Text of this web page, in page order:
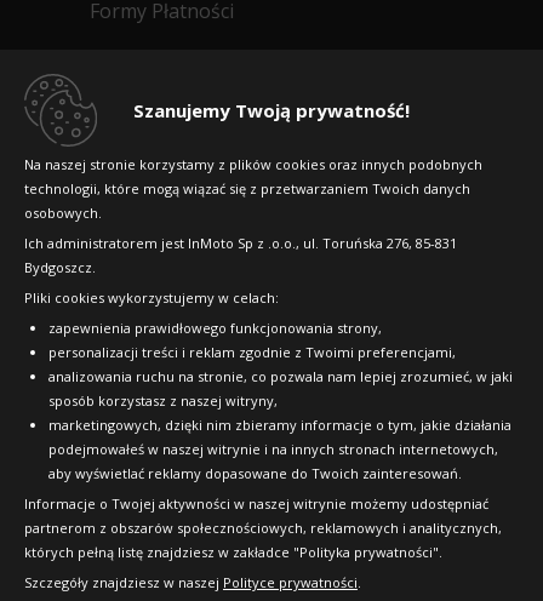
Szanujemy Twoją prywatność!
Na naszej stronie korzystamy z plików cookies oraz innych podobnych
technologii, które mogą wiązać się z przetwarzaniem Twoich danych
osobowych.
Ich administratorem jest InMoto Sp z .o.o., ul. Toruńska 276, 85-831
Bydgoszcz.
Pliki cookies wykorzystujemy w celach:
zapewnienia prawidłowego funkcjonowania strony,
personalizacji treści i reklam zgodnie z Twoimi preferencjami,
analizowania ruchu na stronie, co pozwala nam lepiej zrozumieć, w jaki
sposób korzystasz z naszej witryny,
marketingowych, dzięki nim zbieramy informacje o tym, jakie działania
podejmowałeś w naszej witrynie i na innych stronach internetowych,
aby wyświetlać reklamy dopasowane do Twoich zainteresowań.
Informacje o Twojej aktywności w naszej witrynie możemy udostępniać
partnerom z obszarów społecznościowych, reklamowych i analitycznych,
których pełną listę znajdziesz w zakładce "Polityka prywatności".
Szczegóły znajdziesz w naszej Polityce prywatności.
Formy Płatności
Dlaczego warto kupić w 24opony.pl
Raty
FAQ
OFICJALNY PARTNER